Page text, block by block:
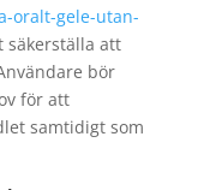
oralt-gele-utan-
att
bör
för att
samtidigt som